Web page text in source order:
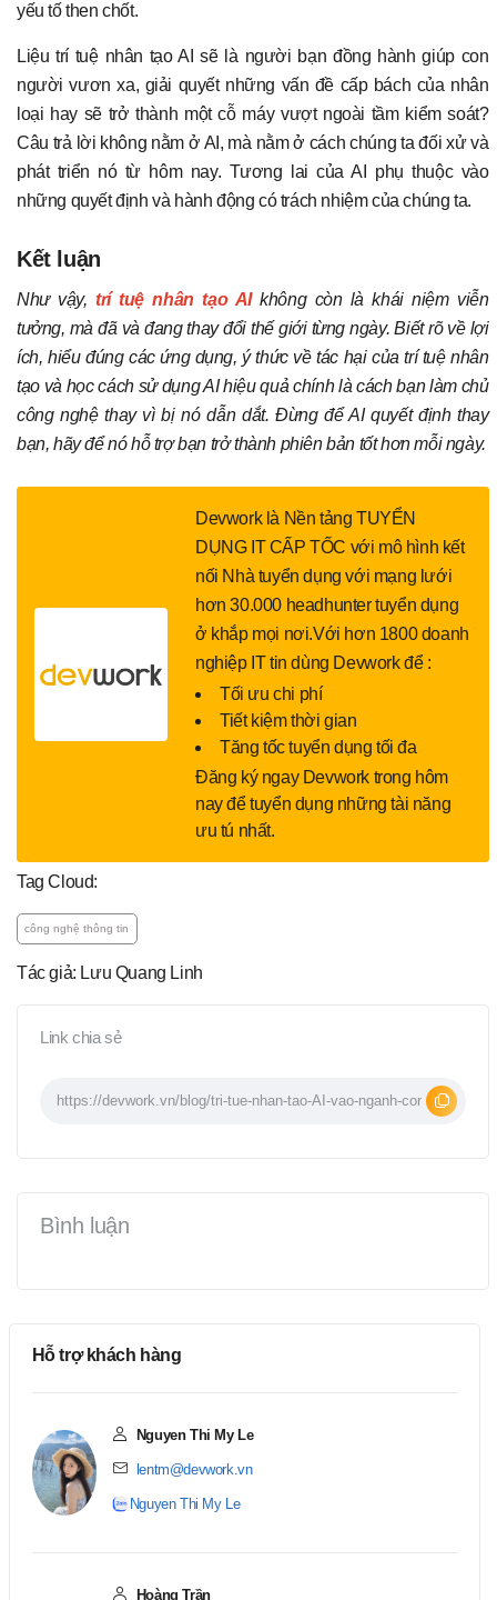
yếu tố then chốt.
Liệu trí tuệ nhân tạo AI sẽ là người bạn đồng hành giúp con
người vươn xa, giải quyết những vấn đề cấp bách của nhân
loại hay sẽ trở thành một cỗ máy vượt ngoài tầm kiểm soát?
Câu trả lời không nằm ở AI, mà nằm ở cách chúng ta đối xử và
phát triển nó từ hôm nay. Tương lai của AI phụ thuộc vào
những quyết định và hành động có trách nhiệm của chúng ta.
Kết luận
Như vậy,trí tuệ nhân tạo AIkhông còn là khái niệm viễn
tưởng, mà đã và đang thay đổi thế giới từng ngày. Biết rõ về lợi
ích, hiểu đúng các ứng dụng, ý thức về tác hại của trí tuệ nhân
tạo và học cách sử dụng AI hiệu quả chính là cách bạn làm chủ
công nghệ thay vì bị nó dẫn dắt. Đừng để AI quyết định thay
bạn, hãy để nó hỗ trợ bạn trở thành phiên bản tốt hơn mỗi ngày.
Devwork là Nền tảng TUYỂN
DỤNG IT CẤP TỐC với mô hình kết
nối Nhà tuyển dụng với mạng lưới
hơn 30.000 headhunter tuyển dụng
ở khắp mọi nơi.Với hơn 1800 doanh
nghiệp IT tin dùng Devwork để :
Tối ưu chi phí
Tiết kiệm thời gian
Tăng tốc tuyển dụng tối đa
Đăng ký ngay Devwork trong hôm
nay để tuyển dụng những tài năng
ưu tú nhất.
Tag Cloud:
công nghệ thông tin
Tác giả: Lưu Quang Linh
Link chia sẻ
Bình luận
Hỗ trợ khách hàng
Nguyen Thi My Le
lentm@devwork.vn
Nguyen Thi My Le
Hoàng Trần